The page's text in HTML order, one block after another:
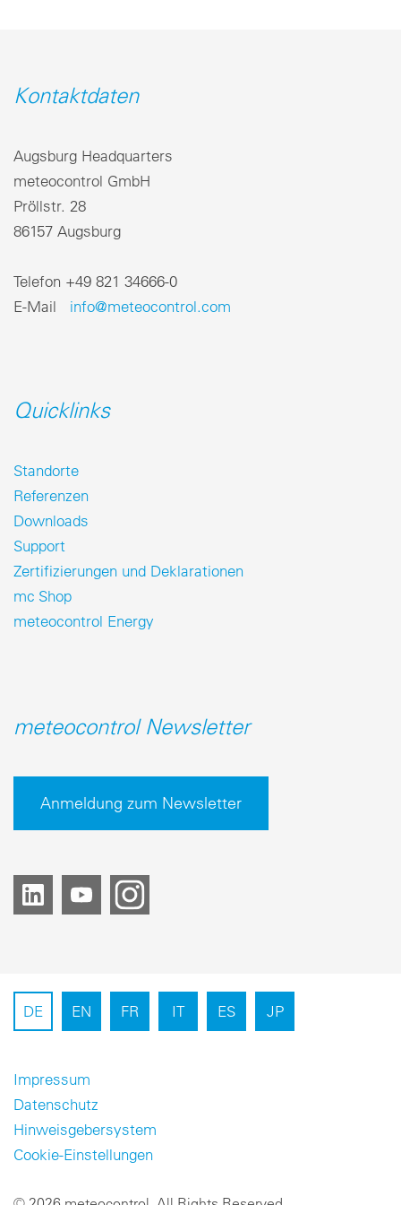
Kontaktdaten
Augsburg Headquarters
meteocontrol GmbH
Pröllstr. 28
86157 Augsburg
Telefon +49 821 34666-0
E-Mail info@meteocontrol.com
Quicklinks
Standorte
Referenzen
Downloads
Support
Zertifizierungen und Deklarationen
mc Shop
meteocontrol Energy
meteocontrol Newsletter
Anmeldung zum Newsletter
DE EN FR IT ES JP
Impressum
Datenschutz
Hinweisgebersystem
Cookie-Einstellungen